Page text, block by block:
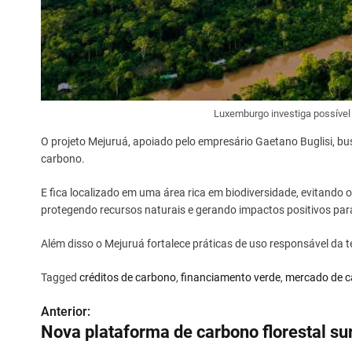
Luxemburgo investiga
O projeto Mejuruá, apoiado pelo empresário Gaetano Buglisi,
carbono.
E fica localizado em uma área rica em biodiversidade,
protegendo recursos naturais e gerando impactos positivos
Além disso o Mejuruá fortalece práticas de uso responsável
Tagged créditos de carbono, financiamento verde, mercado de
N
a
Anterior:
Nova plataforma de carbono florestal